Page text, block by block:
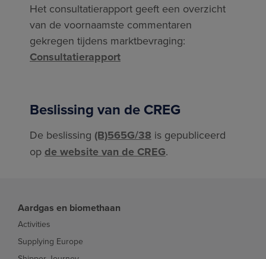
Het consultatierapport geeft een overzicht
van de voornaamste commentaren
gekregen tijdens marktbevraging:
Consultatierapport
Beslissing van de CREG
De beslissing (B)565G/38 is gepubliceerd
op de website van de CREG.
Aardgas en biomethaan
Activities
Supplying Europe